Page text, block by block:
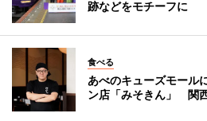
跡などをモチーフに
食べる
あべのキューズモール
ン店「みそきん」 関